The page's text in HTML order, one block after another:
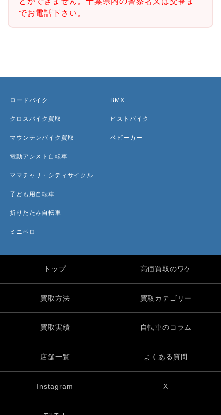
でお電話下さい。
ロードバイク
クロスバイク買取
マウンテンバイク買取
電動アシスト自転車
ママチャリ・シティサイクル
子ども用自転車
折りたたみ自転車
ミニベロ
BMX
ピストバイク
ベビーカー
トップ 高価買取のワケ
買取方法 買取カテゴリー
買取実績 自転車のコラム
店舗一覧 よくある質問
Instagram X